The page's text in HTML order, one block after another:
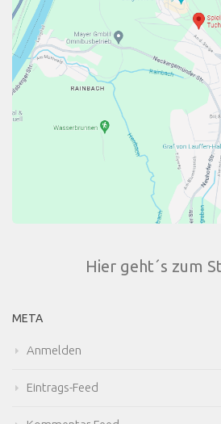
Hier geht´s zum
META
Anmelden
Eintrags-Feed